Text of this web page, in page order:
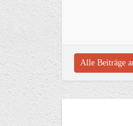
Alle Beiträge